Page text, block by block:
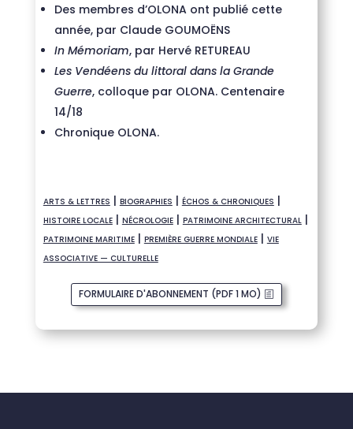
Des membres d’OLONA ont publié cette
année, par Claude GOUMOËNS
In Mémoriam, par Hervé RETUREAU
Les Vendéens du littoral dans la Grande
Guerre, colloque par OLONA. Centenaire
14/18
Chronique OLONA.
ARTS & LETTRES | BIOGRAPHIES | ÉCHOS & CHRONIQUES |
HISTOIRE LOCALE| NÉCROLOGIE| PATRIMOINE ARCHITECTURAL|
PATRIMOINE MARITIME| PREMIÈRE GUERRE MONDIALE| VIE
ASSOCIATIVE — CULTURELLE
FORMULAIRE D'ABONNEMENT (PDF 1 MO)